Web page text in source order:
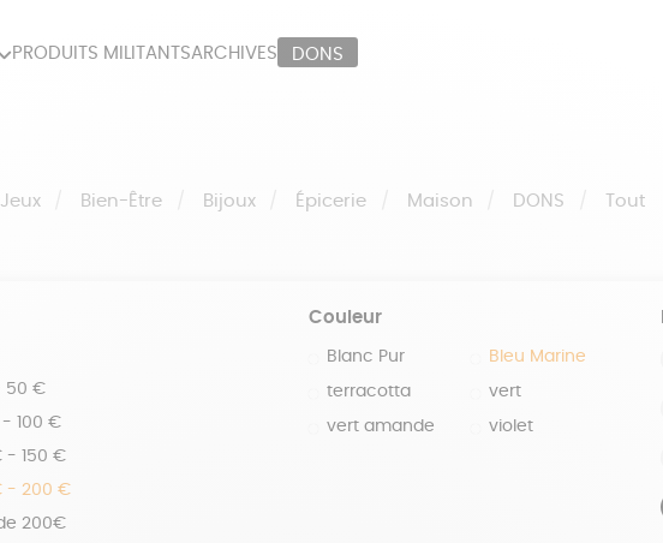
PRODUITS MILITANTSARCHIVES DONS
Jeux Bien-Être Bijoux Épicerie Maison DONS Tout
50 €
100 €
- 150 €
- 200 €
200€
Couleur
Blanc Pur Bleu Marine
terracotta vert
vert amande violet